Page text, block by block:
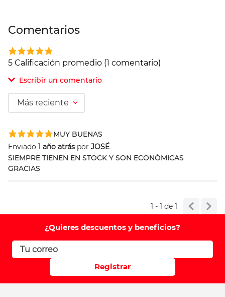
Comentarios
5 Calificación promedio (1 comentario)
Escribir un comentario
Comentario
Su nombre
Correo electrónico
Más reciente
MUY BUENAS
Enviado 1 año atrás por JOSÉ
SIEMPRE TIENEN EN STOCK Y SON ECONÓMICAS
GRACIAS
1 - 1de 1
¿Quieres descuentos y beneficios?
Registrar